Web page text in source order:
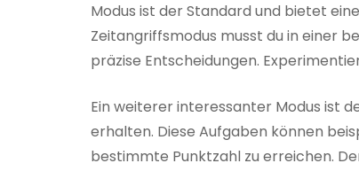
Modus ist der Standard und bietet
Zeitangriffsmodus musst du in einer
präzise Entscheidungen.
Ein weiterer interessanter Modus ist
erhalten. Diese Aufgaben können
bestimmte Punktzahl zu erreichen.